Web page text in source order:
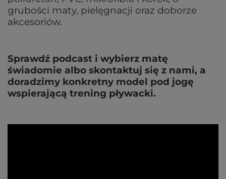
grubości maty, pielęgnacji oraz doborze
akcesoriów.
Sprawdź podcast i wybierz matę
świadomie albo skontaktuj się z nami, a
doradzimy konkretny model pod jogę
wspierającą trening pływacki.